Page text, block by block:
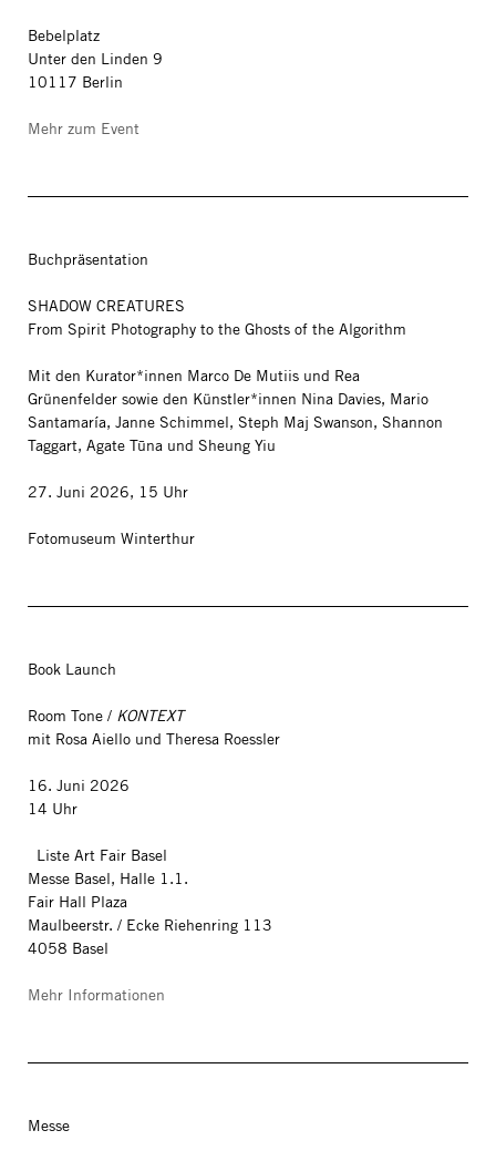
Bebelplatz
Unter den Linden 9
10117 Berlin
Mehr zum Event
Buchpräsentation
SHADOW CREATURES
From Spirit Photography to the Ghosts of the Algorithm
Mit den Kurator*innen Marco De Mutiis und Rea
Grünenfelder sowie den Künstler*innen Nina Davies, Mario
Santamaría, Janne Schimmel, Steph Maj Swanson, Shannon
Taggart, Agate Tūna und Sheung Yiu
27. Juni 2026, 15 Uhr
Fotomuseum Winterthur
Book Launch
Room Tone / KONTEXT
mit Rosa Aiello und Theresa Roessler
16. Juni 2026
14 Uhr
Liste Art Fair Basel
Messe Basel, Halle 1.1.
Fair Hall Plaza
Maulbeerstr. / Ecke Riehenring 113
4058 Basel
Mehr Informationen
Messe